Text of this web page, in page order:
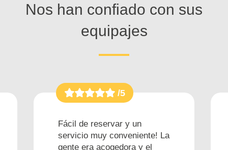
Nos han confiado con sus
equipajes
/5
Fácil de reservar y un
servicio muy conveniente! La
gente era acogedora y el